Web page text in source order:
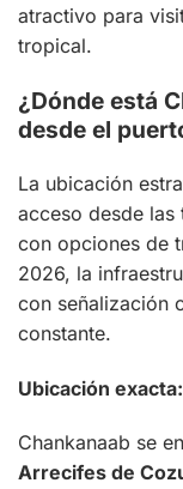
atractivo para
tropical.
¿Dónde está
desde el
La ubicación
acceso desde las
con opciones de
2026, la
con señalización
constante.
Ubicación
Chankanaab se
Arrecifes de